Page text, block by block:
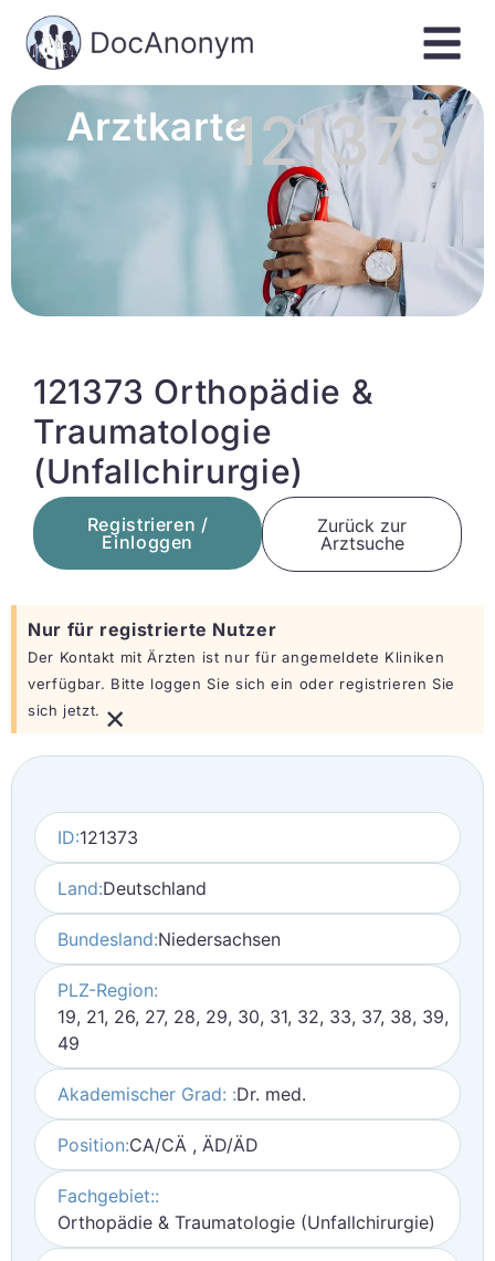
Arztkarte121373
121373 Orthopädie &
Traumatologie
(Unfallchirurgie)
Registrieren /
Einloggen
Zurück zur
Arztsuche
Nur für registrierte Nutzer
Der Kontakt mit Ärzten ist nur für angemeldete Kliniken
verfügbar. Bitte loggen Sie sich ein oder registrieren Sie
sich jetzt. ×
ID:121373
Land:Deutschland
Bundesland:Niedersachsen
PLZ-Region:
19, 21, 26, 27, 28, 29, 30, 31, 32, 33, 37, 38, 39,
49
Akademischer Grad: :Dr. med.
Position:CA/CÄ , ÄD/ÄD
Fachgebiet::
Orthopädie & Traumatologie (Unfallchirurgie)